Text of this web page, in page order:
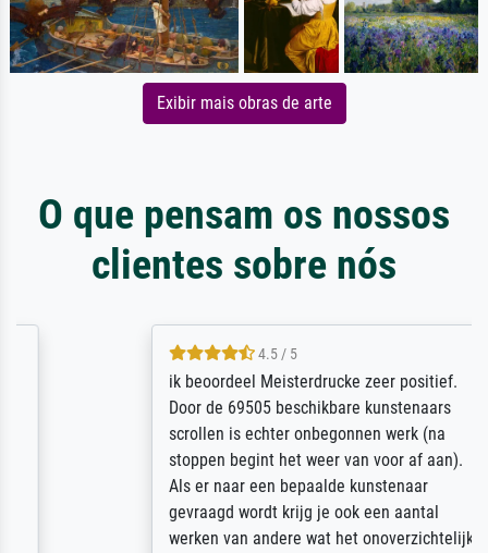
Exibir mais obras de arte
O que pensam os nossos
clientes sobre nós
4.5 / 5
ik beoordeel Meisterdrucke zeer positief.
Door de 69505 beschikbare kunstenaars
scrollen is echter onbegonnen werk (na
stoppen begint het weer van voor af aan).
Als er naar een bepaalde kunstenaar
gevraagd wordt krijg je ook een aantal
werken van andere wat het onoverzichtelijk